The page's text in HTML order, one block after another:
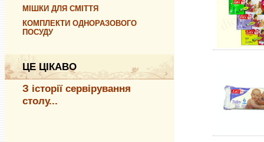
МІШКИ ДЛЯ СМІТТЯ
КОМПЛЕКТИ ОДНОРАЗОВОГО
ПОСУДУ
ЦЕ ЦІКАВО
З історії сервірування
столу...